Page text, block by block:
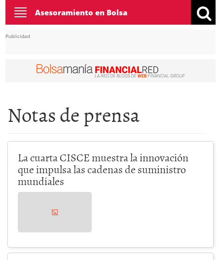
Toggle
navigation
Asesoramiento en Bolsa
Publicidad
Notas de prensa
La cuarta CISCE muestra la innovación
que impulsa las cadenas de suministro
mundiales